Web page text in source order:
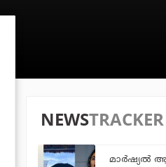
NEWSTRACKER
മാർഷ്യൽ